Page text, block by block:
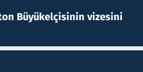
Büyükelçisinin vizesini